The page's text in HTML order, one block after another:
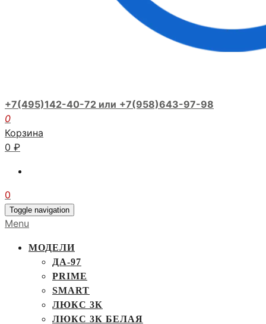
+7(495)142-40-72 или +7(958)643-97-98
0
Корзина
0 ₽
0
Toggle navigation
Menu
МОДЕЛИ
ДА-97
PRIME
SMART
ЛЮКС 3К
ЛЮКС 3К БЕЛАЯ